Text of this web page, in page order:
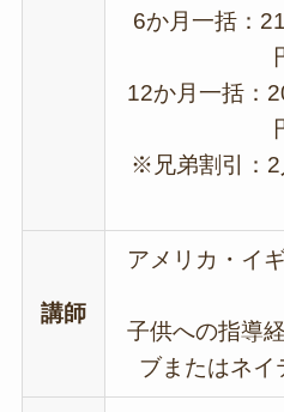
6か月一括：
12か月一括：
※兄弟割引：2
講師
アメリカ・イ
子供への指導
ブまたはネイ